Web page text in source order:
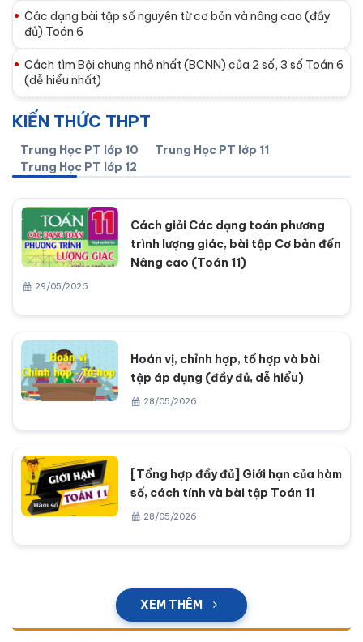
Các dạng bài tập số nguyên từ cơ bản và nâng cao (đầy
đủ) Toán 6
Cách tìm Bội chung nhỏ nhất (BCNN) của 2 số, 3 số Toán 6
(dễ hiểu nhất)
KIẾN THỨC THPT
Trung Học PT lớp 10
Trung Học PT lớp 11
Trung Học PT lớp 12
Cách giải Các dạng toán phương
trình lượng giác, bài tập Cơ bản đến
Nâng cao (Toán 11)
29/05/2026
Hoán vị, chỉnh hợp, tổ hợp và bài
tập áp dụng (đầy đủ, dễ hiểu)
28/05/2026
[Tổng hợp đầy đủ] Giới hạn của hàm
số, cách tính và bài tập Toán 11
28/05/2026
XEM THÊM